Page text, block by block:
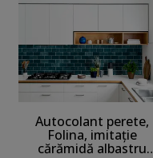
Autocolant perete,
Folina, imitaţie
cărămidă albastru